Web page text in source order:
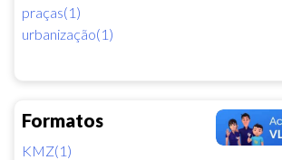
praças(1)
urbanização(1)
Formatos
KMZ(1)